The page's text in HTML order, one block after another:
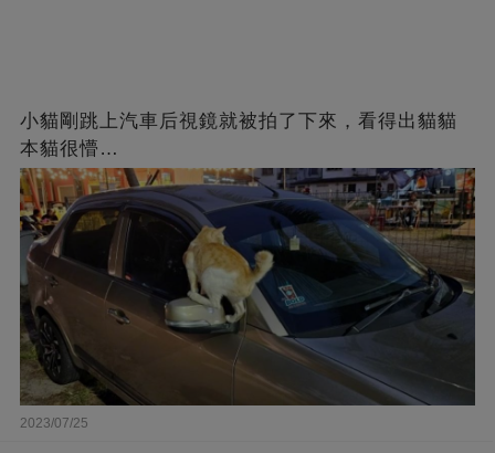
小貓剛跳上汽車后視鏡就被拍了下來，看得出貓貓
本貓很懵…
2023/07/25